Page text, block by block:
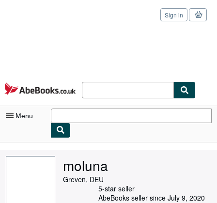
Skip to main content
AbeBooks.co.uk
Sign in
Menu
moluna
Greven, DEU
5-star seller
AbeBooks seller since July 9, 2020